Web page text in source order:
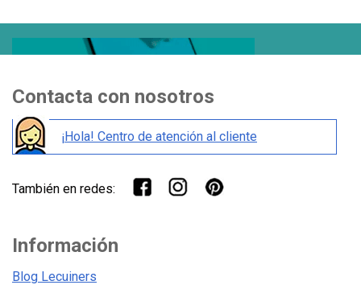
Contacta con nosotros
¡Hola! Centro de atención al cliente
También en redes:
Información
Blog Lecuiners